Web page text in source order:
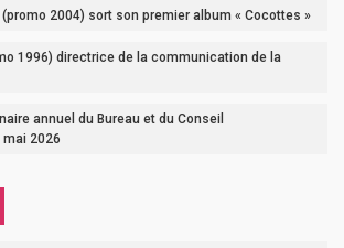
2004) sort son premier album « Cocottes »
1996) directrice de la communication de la
annuel du Bureau et du Conseil
2026